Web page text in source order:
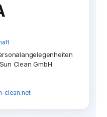
Clean GmbH.
clean.net